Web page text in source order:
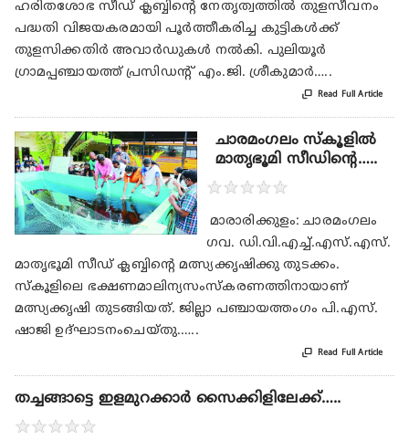
ഹരിതശോഭ സീഡ് ക്ലബ്ബിന്റെ നേതൃത്വത്തിൽ തുളസീവനം
പദ്ധതി വിജയകരമായി പൂർത്തീകരിച്ച കുട്ടികൾക്ക്
തുളസിക്കതിർ അവാർഡുകൾ നൽകി. പുലിയൂർ
ഗ്രാമപ്പഞ്ചായത്ത് പ്രസിഡന്റ് എം.ജി. ശ്രീകുമാർ…..
 Read Full Article
ചാരമംഗലം സ്കൂളിൽ
മാതൃഭൂമി സീഡിന്റെ…..
★★★★★
മാരാരിക്കുളം: ചാരമംഗലം
ഗവ. ഡി.വി.എച്ച്.എസ്.എസ്.
മാതൃഭൂമി സീഡ് ക്ലബ്ബിന്റെ മത്സ്യക്കൃഷിക്കു തുടക്കം.
സ്കൂളിലെ ഭക്ഷണമാലിന്യസംസ്കരണത്തിനായാണ്
മത്സ്യക്കൃഷി തുടങ്ങിയത്. ജില്ലാ പഞ്ചായത്തംഗം പി.എസ്.
ഷാജി ഉദ്ഘാടനംചെയ്തു.…..
 Read Full Article
തച്ചങ്ങാട്ടെ ഇളമുറക്കാർ സൈക്കിളിലേക്ക്…..
★★★★★